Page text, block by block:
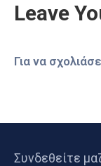
Leave
Για να
Συνδεθείτε